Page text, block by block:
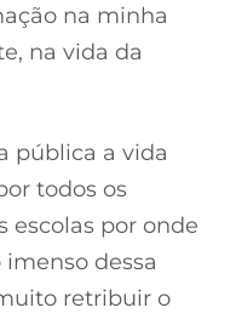
na minha
na vida da
pública a vida
todos os
escolas por onde
dessa
retribuir o